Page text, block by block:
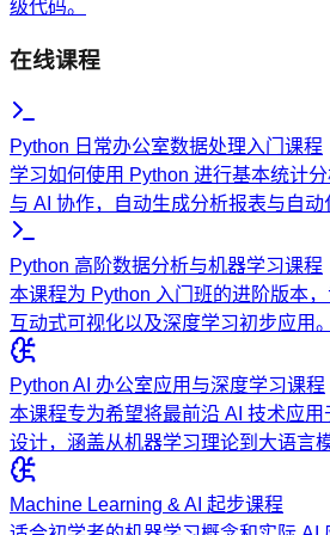
级代码。
在线课程
Python 日常办公室数据处理入门课程
学习如何使用 Python 进行基本统计
与 AI 协作，自动生成分析报表与自动
Python 高阶数据分析与机器学习课程
本课程为 Python 入门班的进阶版本，
互动式可视化以及深度学习初步应用。
Python AI 办公室应用与深度学习课程
本课程专为希望将最前沿 AI 技术应
设计，涵盖从机器学习理论到大语言
Machine Learning & AI 起步课程